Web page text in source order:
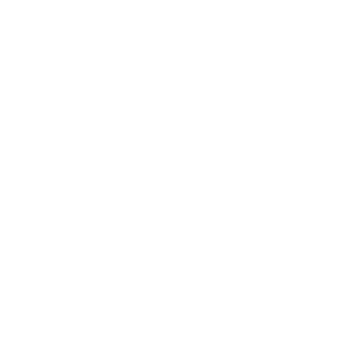
en menselijke analyse. Ga voor meer informatie
komt u meer te weten over het product en kunt u